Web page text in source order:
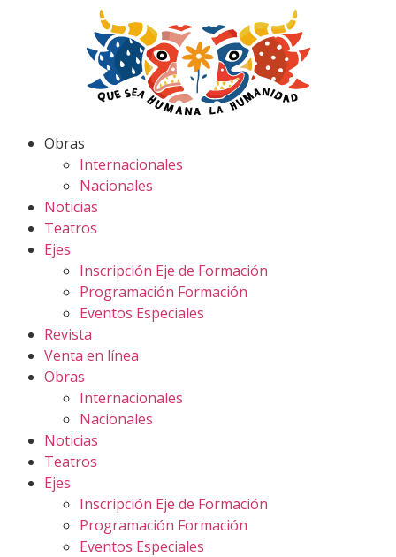
Obras
Internacionales
Nacionales
Noticias
Teatros
Ejes
Inscripción Eje de Formación
Programación Formación
Eventos Especiales
Revista
Venta en línea
Obras
Internacionales
Nacionales
Noticias
Teatros
Ejes
Inscripción Eje de Formación
Programación Formación
Eventos Especiales